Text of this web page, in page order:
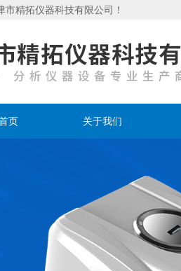
市精拓仪器科技有限公司！
页 关于我们